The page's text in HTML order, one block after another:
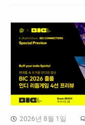
2026년 8월 1일